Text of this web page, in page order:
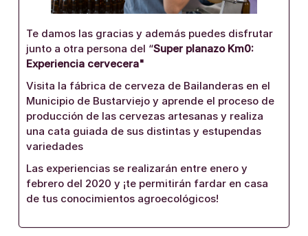
Te damos las gracias y además puedes disfrutar
junto a otra persona del “Super planazo Km0:
Experiencia cervecera"
Visita la fábrica de cerveza de Bailanderas en el
Municipio de Bustarviejo y aprende el proceso de
producción de las cervezas artesanas y realiza
una cata guiada de sus distintas y estupendas
variedades
Las experiencias se realizarán entre enero y
febrero del 2020 y ¡te permitirán fardar en casa
de tus conocimientos agroecológicos!